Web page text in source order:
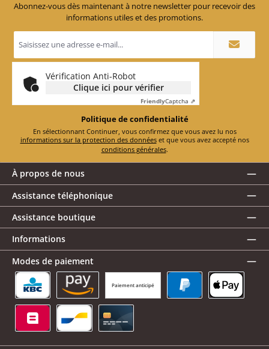
Abonnez-vous dès maintenant à notre newsletter pour recevoir des
informations utiles et des promotions.
e-
*
Vérification Anti-Robot
Clique ici pour vérifier
FriendlyCaptcha ⇗
Politique de confidentialité
En sélectionnant Continuer, vous confirmez que vous avez lu nos
informations sur la protection des données
et que vous avez accepté nos
conditions générales.
À propos de nous
Assistance téléphonique
Assistance boutique
Informations
Modes de paiement
Paiement anticipé
KBC/CBC Payment Button
Amazon Pay